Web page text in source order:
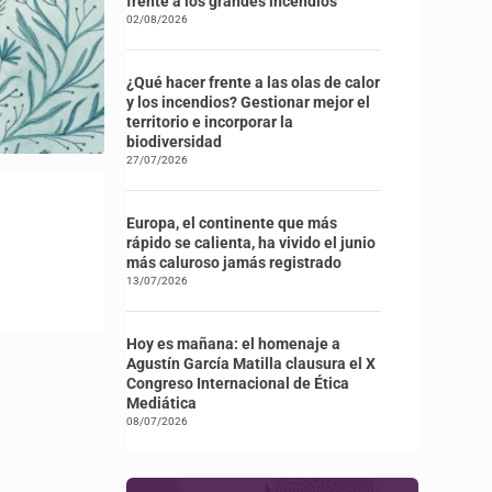
02/08/2026
¿Qué hacer frente a las olas de calor
y los incendios? Gestionar mejor el
territorio e incorporar la
biodiversidad
27/07/2026
Europa, el continente que más
rápido se calienta, ha vivido el junio
más caluroso jamás registrado
13/07/2026
Hoy es mañana: el homenaje a
Agustín García Matilla clausura el X
Congreso Internacional de Ética
Mediática
08/07/2026